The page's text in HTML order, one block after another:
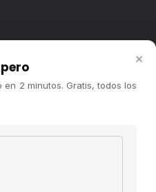
×
2 minutos. Gratis, todos los